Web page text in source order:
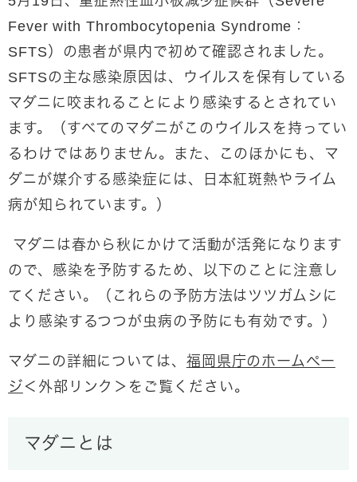
Fever with Thrombocytopenia Syndrome：
SFTS）の患者が県内で初めて確認されました。
SFTSの主な感染原因は、ウイルスを保有している
マダニに咬まれることにより感染するとされてい
ます。（すべてのマダニがこのウイルスを持ってい
るわけではありません。また、このほかにも、マ
ダニが媒介する感染症には、日本紅斑熱やライム
病が知られています。）
マダニは春から秋にかけて活動が活発になります
ので、感染を予防するため、以下のことに注意し
てください。（これらの予防方法はツツガムシに
より感染するつつが虫病の予防にも有効です。）
マダニの詳細については、 福岡県庁のホームペー
ジ＜外部リンク＞ をご覧ください。
マダニとは